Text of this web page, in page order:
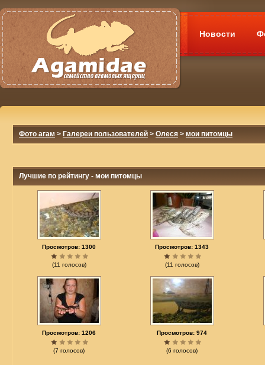
Новости
Фото агам > Галереи пользователей > Олеся > мои питомцы
Лучшие по рейтингу - мои питомцы
Просмотров: 1300
(11 голосов)
Просмотров: 1343
(11 голосов)
Просмотров: 1206
(7 голосов)
Просмотров: 974
(6 голосов)